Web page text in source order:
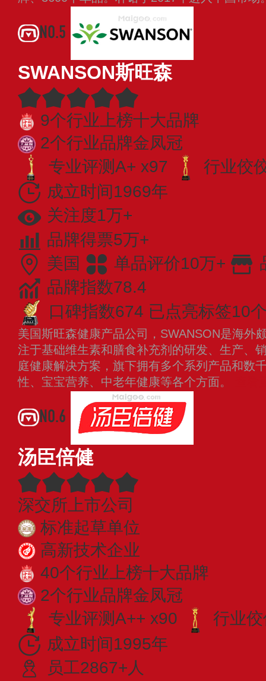
NO.5
SWANSON斯旺森
9个行业上榜十大品牌
2个行业品牌金凤冠
专业评测A+ x97
行业佼
成立时间1969年
关注度1万+
品牌得票5万+
美国
单品评价10万+
品牌指数78.4
口碑指数674 已点亮标签10
美国斯旺森健康产品公司，SWANSON是海外
注于基础维生素和膳食补充剂的研发、生产、
庭健康解决方案，旗下拥有多个系列产品和数
性、宝宝营养、中老年健康等各个方面。
NO.6
汤臣倍健
深交所上市公司
标准起草单位
高新技术企业
40个行业上榜十大品牌
2个行业品牌金凤冠
专业​评测A++ x90
行业
成立时间1995年
员工2867+人